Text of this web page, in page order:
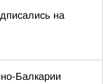
на
Балкарии